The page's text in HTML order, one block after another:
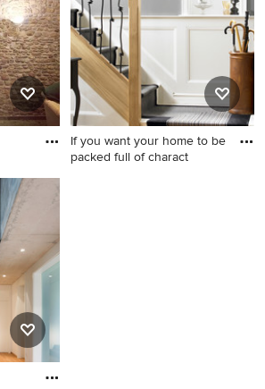
If you want your home to be
packed full of charact